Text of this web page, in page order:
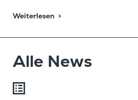
Weiterlesen
Alle News